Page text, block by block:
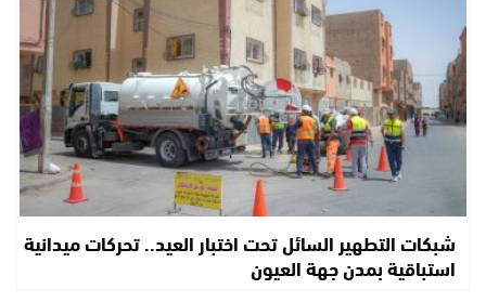
شبكات التطهير السائل تحت اختبار العيد.. تحركات ميدانية
استباقية بمدن جهة العيون